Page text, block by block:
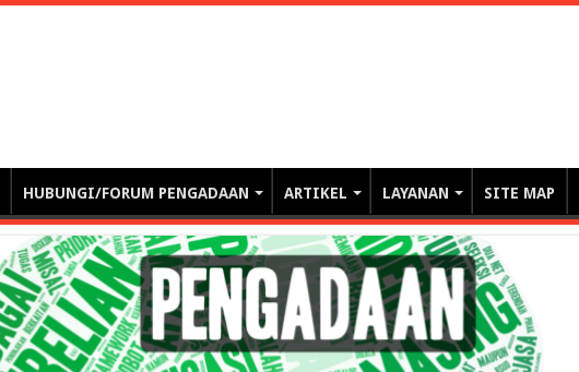
HUBUNGI/FORUM PENGADAAN ARTIKEL LAYANAN SITE MAP